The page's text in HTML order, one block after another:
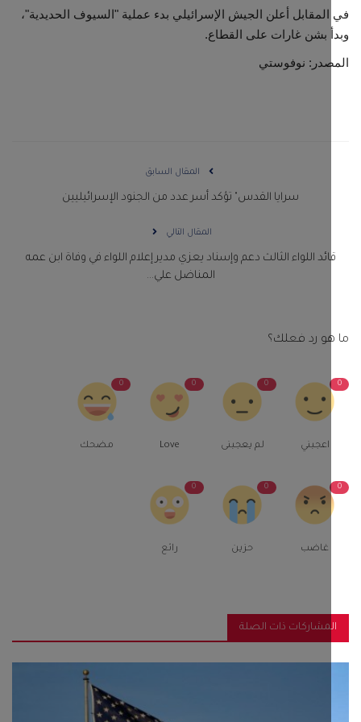
أعلن الجيش الإسرائيلي بدء عملية "السيوف الحديدية"،
بشن غارات على القطاع.
نوفوستي
المقال السابق
سرايا القدس" تؤكد أسر عدد من الجنود الإسرائيليين
المقال التالي
اللواء الثالث دعم وإسناد يعزي مدير إعلام اللواء في وفاة ابن عمه
المناضل علي...
رد فعلك؟
لم يعجبنى مضحك
ذات الصلة